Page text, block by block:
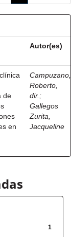
Autor(es)
de
en
Campuzano,
Roberto,
dir. ;
Gallegos
Zurita,
Jacqueline
1